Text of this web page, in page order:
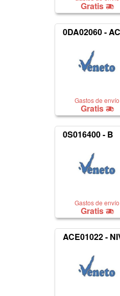
Gratis
0DA02060 -
Gastos de envío
Gratis
0S016400 - B
Gastos de envío
Gratis
ACE01022 -